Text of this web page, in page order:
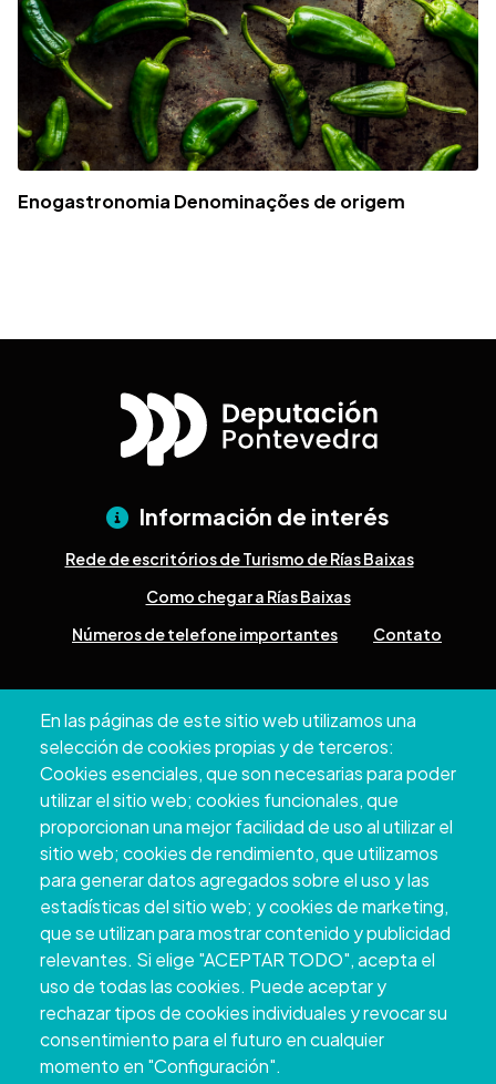
Enogastronomia Denominações de origem
En las páginas de este sitio web utilizamos una
selección de cookies propias y de terceros:
Cookies esenciales, que son necesarias para poder
utilizar el sitio web; cookies funcionales, que
proporcionan una mejor facilidad de uso al utilizar el
sitio web; cookies de rendimiento, que utilizamos
para generar datos agregados sobre el uso y las
estadísticas del sitio web; y cookies de marketing,
que se utilizan para mostrar contenido y publicidad
relevantes. Si elige "ACEPTAR TODO", acepta el
uso de todas las cookies. Puede aceptar y
rechazar tipos de cookies individuales y revocar su
consentimiento para el futuro en cualquier
momento en "Configuración".
Información de interés
Rede de escritórios de Turismo de Rías Baixas
Como chegar a Rías Baixas
Números de telefone importantes
Contato
Pontevedra
+34 986 804 100 | +34 986 804 124
Copyright © 2026. Conselho Provincial de
Pontevedra.Todos os direitos reservados